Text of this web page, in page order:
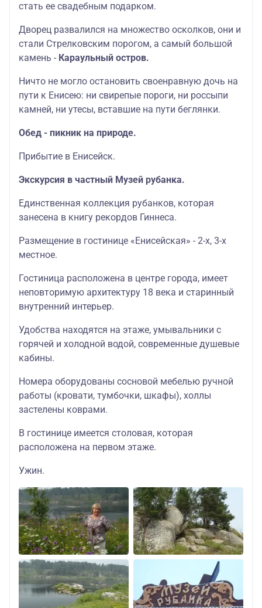
стать ее свадебным подарком.
Дворец развалился на множество осколков, они и
стали Стрелковским порогом, а самый большой
камень - Караульный остров.
Ничто не могло остановить своенравную дочь на
пути к Енисею: ни свирепые пороги, ни россыпи
камней, ни утесы, вставшие на пути беглянки.
Обед - пикник на природе.
Прибытие в Енисейск.
Экскурсия в частный Музей рубанка.
Единственная коллекция рубанков, которая
занесена в книгу рекордов Гиннеса.
Размещение в гостинице «Енисейская» - 2-х, 3-х
местное.
Гостиница расположена в центре города, имеет
неповторимую архитектуру 18 века и старинный
внутренний интерьер.
Удобства находятся на этаже, умывальники с
горячей и холодной водой, современные душевые
кабины.
Номера оборудованы сосновой мебелью ручной
работы (кровати, тумбочки, шкафы), холлы
застелены коврами.
В гостинице имеется столовая, которая
расположена на первом этаже.
Ужин.